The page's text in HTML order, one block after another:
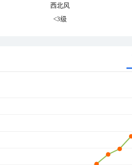
西北风
<3级